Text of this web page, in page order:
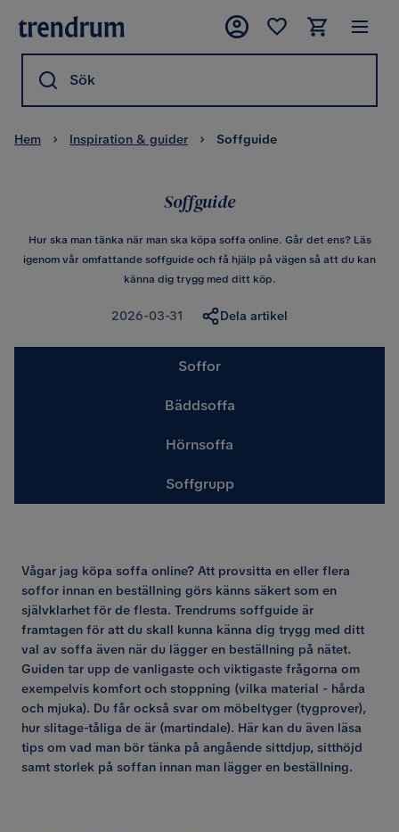
Sök
Hem Inspiration & guider Soffguide
Soffguide
Hur ska man tänka när man ska köpa soffa online. Går det ens? Läs
igenom vår omfattande soffguide och få hjälp på vägen så att du kan
känna dig trygg med ditt köp.
2026-03-31 Dela artikel
Soffor
Bäddsoffa
Hörnsoffa
Soffgrupp
Vågar jag köpa soffa online? Att provsitta en eller flera
soffor innan en beställning görs känns säkert som en
självklarhet för de flesta. Trendrums soffguide är
framtagen för att du skall kunna känna dig trygg med ditt
val av soffa även när du lägger en beställning på nätet.
Guiden tar upp de vanligaste och viktigaste frågorna om
exempelvis komfort och stoppning (vilka material - hårda
och mjuka). Du får också svar om möbeltyger (tygprover),
hur slitage-tåliga de är (martindale). Här kan du även läsa
tips om vad man bör tänka på angående sittdjup, sitthöjd
samt storlek på soffan innan man lägger en beställning.